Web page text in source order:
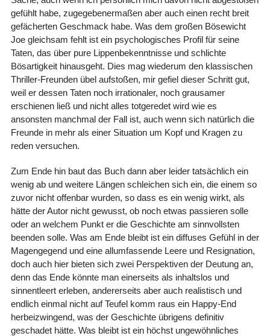
gefühlt habe, zugegebenermaßen aber auch einen recht breit
gefächerten Geschmack habe. Was dem großen Bösewicht
Joe gleichsam fehlt ist ein psychologisches Profil für seine
Taten, das über pure Lippenbekenntnisse und schlichte
Bösartigkeit hinausgeht. Dies mag wiederum den klassischen
Thriller-Freunden übel aufstoßen, mir gefiel dieser Schritt gut,
weil er dessen Taten noch irrationaler, noch grausamer
erschienen ließ und nicht alles totgeredet wird wie es
ansonsten manchmal der Fall ist, auch wenn sich natürlich die
Freunde in mehr als einer Situation um Kopf und Kragen zu
reden versuchen.
Zum Ende hin baut das Buch dann aber leider tatsächlich ein
wenig ab und weitere Längen schleichen sich ein, die einem so
zuvor nicht offenbar wurden, so dass es ein wenig wirkt, als
hätte der Autor nicht gewusst, ob noch etwas passieren solle
oder an welchem Punkt er die Geschichte am sinnvollsten
beenden solle. Was am Ende bleibt ist ein diffuses Gefühl in der
Magengegend und eine allumfassende Leere und Resignation,
doch auch hier bieten sich zwei Perspektiven der Deutung an,
denn das Ende könnte man einerseits als inhaltslos und
sinnentleert erleben, andererseits aber auch realistisch und
endlich einmal nicht auf Teufel komm raus ein Happy-End
herbeizwingend, was der Geschichte übrigens definitiv
geschadet hätte. Was bleibt ist ein höchst ungewöhnliches